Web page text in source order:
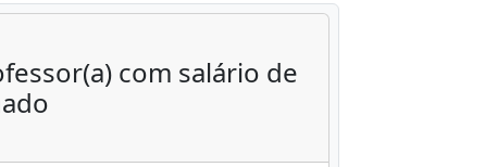
com salário de